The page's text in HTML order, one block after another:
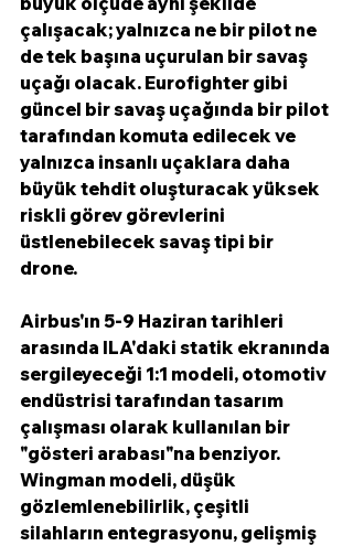
çalışacak; yalnızca ne bir pilot ne
de tek başına uçurulan bir savaş
uçağı olacak. Eurofighter gibi
güncel bir savaş uçağında bir pilot
tarafından komuta edilecek ve
yalnızca insanlı uçaklara daha
büyük tehdit oluşturacak yüksek
riskli görev görevlerini
üstlenebilecek savaş tipi bir
drone.
Airbus'ın 5-9 Haziran tarihleri ​​
arasında ILA'daki statik ekranında
sergileyeceği 1:1 modeli, otomotiv
endüstrisi tarafından tasarım
çalışması olarak kullanılan bir
"gösteri arabası"na benziyor.
Wingman modeli, düşük
gözlemlenebilirlik, çeşitli
silahların entegrasyonu, gelişmiş